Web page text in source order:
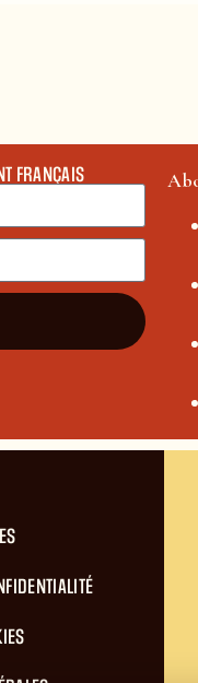
FRANÇAIS